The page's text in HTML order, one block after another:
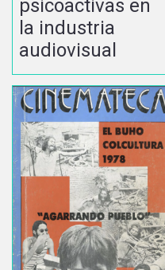
psicoactivas en
la industria
audiovisual